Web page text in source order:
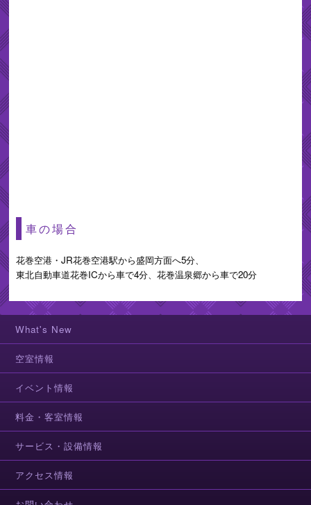
車の場合
花巻空港・JR花巻空港駅から盛岡方面へ5分、
東北自動車道花巻ICから車で4分、花巻温泉郷から車で20分
What's New
空室情報
イベント情報
料金・客室情報
サービス・設備情報
アクセス情報